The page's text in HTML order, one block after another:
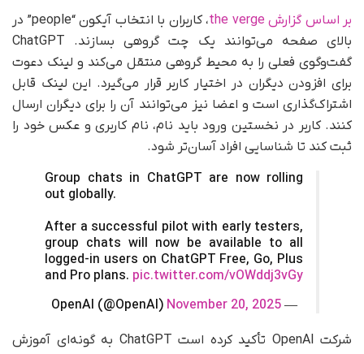
بر اساس گزارش the verge
، کاربران با انتخاب آیکون “people” در
بالای صفحه می‌توانند یک چت گروهی بسازند. ChatGPT
گفت‌وگوی فعلی را به محیط گروهی منتقل می‌کند و لینک دعوت
برای افزودن دیگران در اختیار کاربر قرار می‌گیرد. این لینک قابل
اشتراک‌گذاری است و اعضا نیز می‌توانند آن را برای دیگران ارسال
کنند. کاربر در نخستین ورود باید نام، نام کاربری و عکس خود را
ثبت کند تا شناسایی افراد آسان‌تر شود.
Group chats in ChatGPT are now rolling
out globally.
After a successful pilot with early testers,
group chats will now be available to all
logged-in users on ChatGPT Free, Go, Plus
and Pro plans. pic.twitter.com/vOWddj3vGy
— OpenAI (@OpenAI)
November 20, 2025
شرکت OpenAI تأکید کرده است ChatGPT به گونه‌ای آموزش